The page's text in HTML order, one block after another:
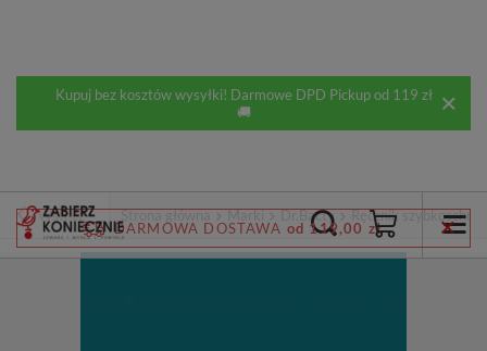
Kupuj bez kosztów wysyłki! Darmowe DPD Pickup od 119 zł
🚚
DARMOWA DOSTAWA od 119,00 zł
Wstecz Strona główna Marki Dr.Bacty Ręcznik